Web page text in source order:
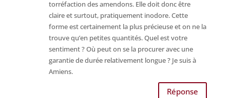
torréfaction des amendons. Elle doit donc être
claire et surtout, pratiquement inodore. Cette
forme est certainement la plus précieuse et on ne la
trouve qu’en petites quantités. Quel est votre
sentiment ? Où peut on se la procurer avec une
garantie de durée relativement longue ? Je suis à
Amiens.
Réponse